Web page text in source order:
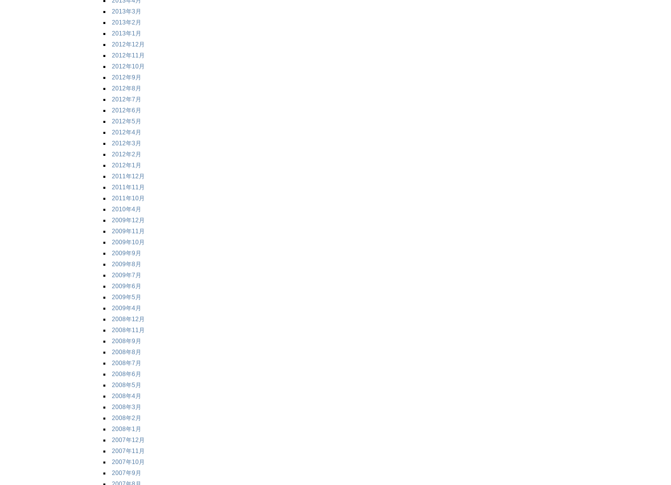
2013年3月
2013年2月
2013年1月
2012年12月
2012年11月
2012年10月
2012年9月
2012年8月
2012年7月
2012年6月
2012年5月
2012年4月
2012年3月
2012年2月
2012年1月
2011年12月
2011年11月
2011年10月
2010年4月
2009年12月
2009年11月
2009年10月
2009年9月
2009年8月
2009年7月
2009年6月
2009年5月
2009年4月
2008年12月
2008年11月
2008年9月
2008年8月
2008年7月
2008年6月
2008年5月
2008年4月
2008年3月
2008年2月
2008年1月
2007年12月
2007年11月
2007年10月
2007年9月